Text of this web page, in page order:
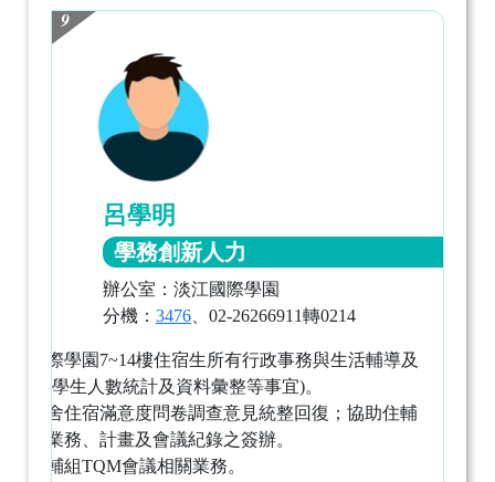
9
呂學明
學務創新人力
辦公室：淡江國際學園
分機： 3476、02-26266911轉0214
江國際學園7~14樓住宿生所有行政事務與生活輔導及
理(含學生人數統計及資料彙整等事宜)。
生宿舍住宿滿意度問卷調查意見統整回復；協助住輔
工作業務、計畫及會議紀錄之簽辦。
整住輔組TQM會議相關業務。